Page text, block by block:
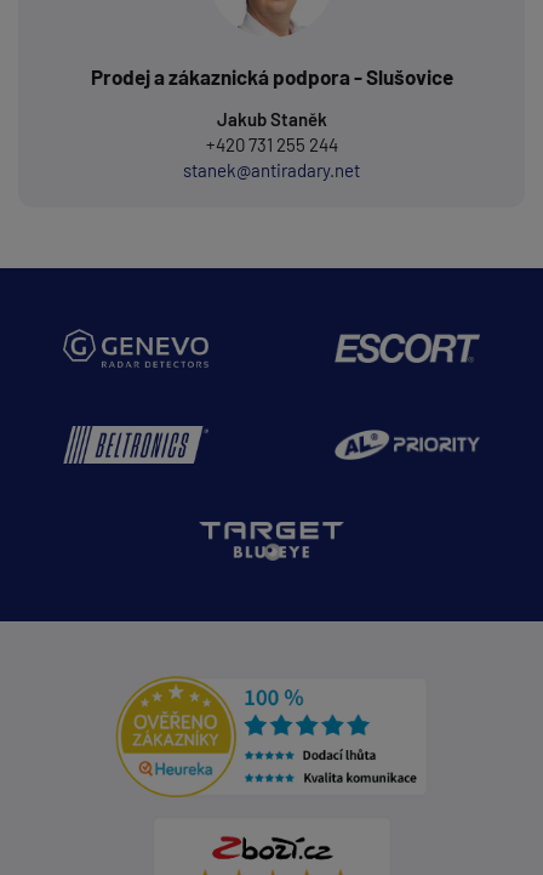
Prodej a zákaznická podpora - Slušovice
Jakub Staněk
+420 731 255 244
stanek@antiradary.net